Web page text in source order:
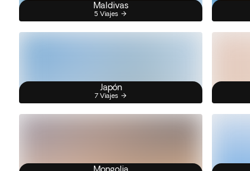
Maldivas
5 Viajes
Japón
7 Viajes